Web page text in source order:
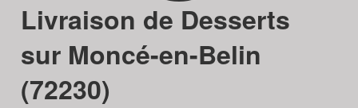
Livraison de Desserts
sur Moncé-en-Belin
(72230)